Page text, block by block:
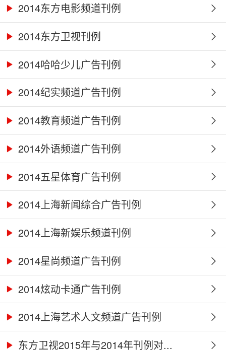
2014东方电影频道刊例
2014东方卫视刊例
2014哈哈少儿广告刊例
2014纪实频道广告刊例
2014教育频道广告刊例
2014外语频道广告刊例
2014五星体育广告刊例
2014上海新闻综合广告刊例
2014上海新娱乐频道刊例
2014星尚频道广告刊例
2014炫动卡通广告刊例
2014上海艺术人文频道广告刊例
东方卫视2015年与2014年刊例对...